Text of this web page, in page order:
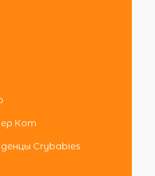
Кот
Crybabies